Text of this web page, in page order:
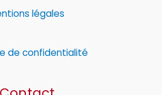
légales
de confidentialité